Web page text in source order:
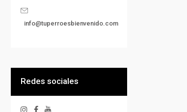
info@tuperroesbienvenido.com
Redes sociales